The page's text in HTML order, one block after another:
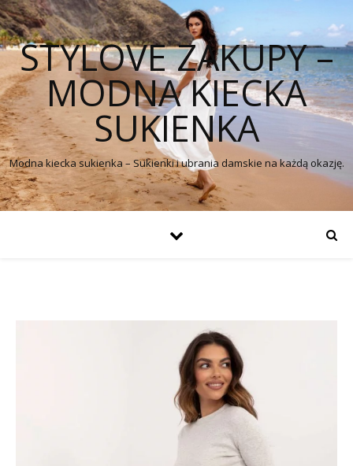
STYLOVE ZAKUPY –
MODNA KIECKA
SUKIENKA
Modna kiecka sukienka – Sukienki i ubrania damskie na każdą okazję.